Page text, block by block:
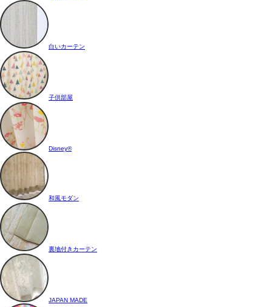
白いカーテン
子供部屋
Disney®
和風モダン
裏地付きカーテン
JAPAN MADE